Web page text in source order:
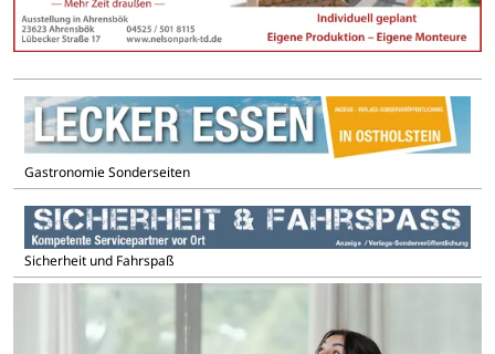
Gastronomie Sonderseiten
Sicherheit und Fahrspaß